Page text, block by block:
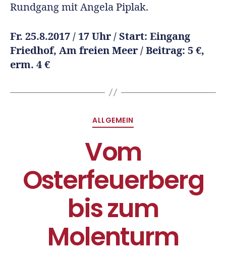
Rundgang mit Angela Piplak.
Fr. 25.8.2017 / 17 Uhr / Start: Eingang
Friedhof, Am freien Meer / Beitrag: 5 €,
erm. 4 €
ALLGEMEIN
Vom
Osterfeuerberg
bis zum
Molenturm